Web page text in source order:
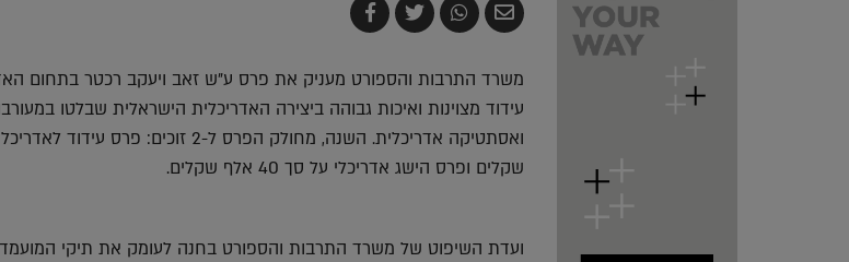
שלח
בדואר
שתף
ב-
צייץ
ב-
שתף
ב-
עידוד מצוינות ואיכות גבוהה ביצירה האדריכלית הישראלית שבלטו
שקלים ופרס הישג אדריכלי על סך 40 אלף שקלים.
ועדת השיפוט של משרד התרבות והספורט בחנה לעומק את תיקי